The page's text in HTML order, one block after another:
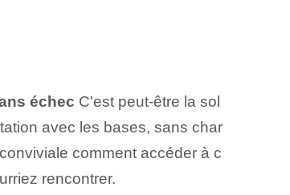
échec C'est peut-être la sol
avec les bases, sans char
comment accéder à c
rencontrer.